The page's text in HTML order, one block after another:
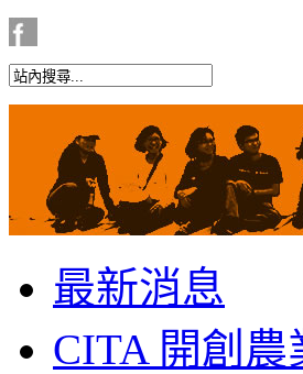
最新消息
CITA 開創農